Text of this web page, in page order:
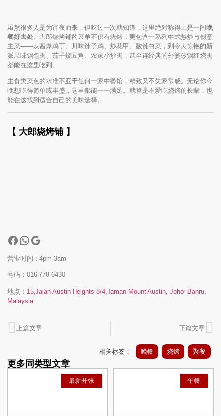
虽然很多人是为宵夜而来，但吃过一次就知道，这里绝对称得上是一间 晚
餐好去处 。大郎烧烤铺的菜单不仅有烧烤，更包含一系列中式热炒与创意
主菜——从酱爆鸡丁、川味辣子鸡、炒花甲、酸辣白菜，到令人惊艳的新
派果味锅包肉、茄子烧豆角、农家小炒肉，甚至连经典的外婆砂锅红烧肉
都能在这里吃到。
主食类菜色的水准不亚于任何一家中餐馆，精致又不失家常感。无论你今
晚想吃得简单或丰盛，这里都能一一满足。就算是不爱吃烧烤的长辈，也
能在这找到适合自己的美味选择。
【 大郎烧烤铺 】
营业时间：4pm-3am
号码：016-778 6430
地点： 15,Jalan Austin Heights 8/4,Taman Mount Austin, Johor Bahru,
Malaysia
上篇文章 下篇文章
最新开张 午餐
相关标签： 晚餐 烧烤 聚餐
更多同类型文章